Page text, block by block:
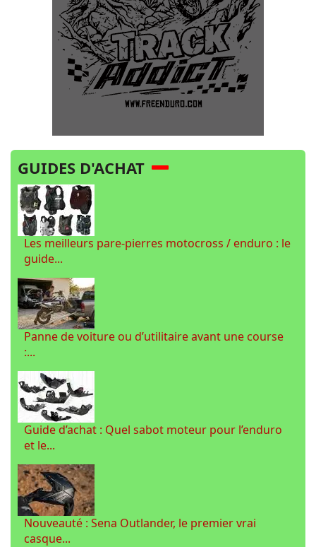
GUIDES D'ACHAT
Les meilleurs pare-pierres motocross / enduro : le
guide...
Panne de voiture ou d’utilitaire avant une course
:...
Guide d’achat : Quel sabot moteur pour l’enduro
et le...
Nouveauté : Sena Outlander, le premier vrai
casque...